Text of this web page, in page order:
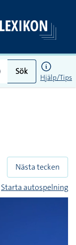
Sök
Hjälp/Tips
Nästa tecken
Starta autospelning